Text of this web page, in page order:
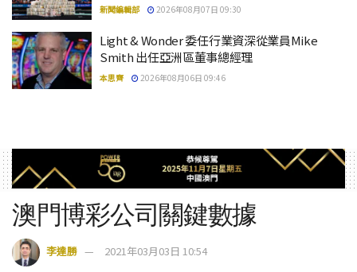
新聞編輯部 2026年08月07日 09:30
Light & Wonder 委任行業資深從業員Mike
Smith 出任亞洲區董事總經理
本思齊 2026年08月06日 09:46
澳門博彩公司關鍵數據
李達勝 2021年03月03日 10:54